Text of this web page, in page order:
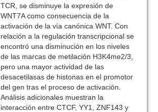
TCR, se disminuye la expresión de
WNT7A como consecuencia de la
activación de la vía canónica WNT. Con
relación a la regulación transcripcional se
encontró una disminución en los niveles
de las marcas de metilación H3K4me2/3,
pero una mayor actividad de las
desacetilasas de histonas en el promotor
del gen tras el proceso de activación.
Análisis adicionales muestran la
interacción entre CTCF, YY1, ZNF143 y